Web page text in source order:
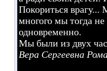
Покориться
многого мы тогда
одновременно.
Мы были из двух
Вера Сергеевна